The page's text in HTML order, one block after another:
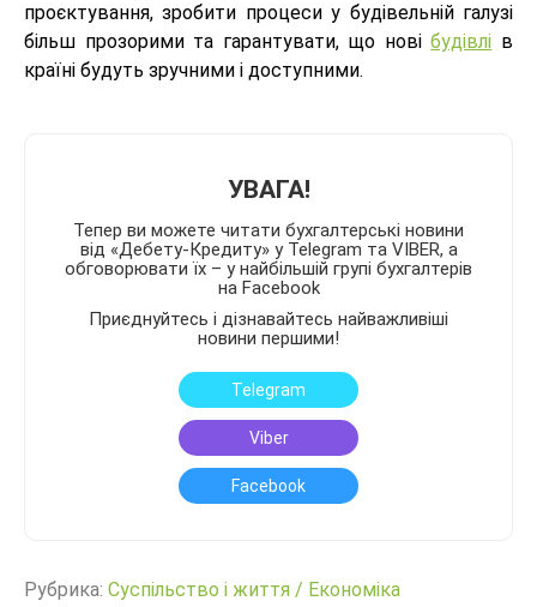
проєктування, зробити процеси у будівельній галузі
більш прозорими та гарантувати, що новібудівлі в
країні будуть зручними і доступними.
УВАГА!
Тепер ви можете читати бухгалтерські новини
від «Дебету-Кредиту» у Telegram та VIBER, а
обговорювати їх – у найбільшій групі бухгалтерів
на Facebook
Приєднуйтесь і дізнавайтесь найважливіші
новини першими!
Telegram
Viber
Facebook
Рубрика: Суспільство і життя / Економіка